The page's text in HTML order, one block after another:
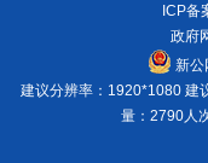
ICP备
政府
新公
建议分辨率：1920*1080
量：2790人